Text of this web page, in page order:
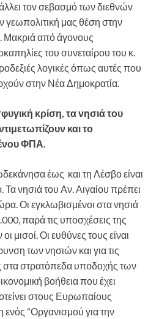
τον σεβασμό των διεθνών
γεωπολιτική μας θέση στην
από άγονους
του συνεταίρου του κ.
λογικές όπως αυτές που
στην Νέα Δημοκρατία.
κρίση, τα νησιά του
και το
ΦΠΑ.
έως και τη Λέσβο είναι
νησιά του Αν. Αιγαίου πρέπει
Οι εγκλωβισμένοι στα νησιά
παρά τις υποσχέσεις της
μισοί. Οι ευθύνες τους είναι
των νησιών και για τις
στρατόπεδα υποδοχής των
βοήθεια που έχει
στους Ευρωπαίους
ενός “Οργανισμού για την